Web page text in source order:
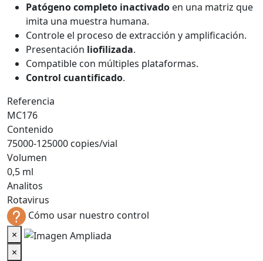
Patógeno completo inactivado en una matriz que
imita una muestra humana.
Controle el proceso de extracción y amplificación.
Presentación liofilizada.
Compatible con múltiples plataformas.
Control cuantificado.
Referencia
MC176
Contenido
75000-125000 copies/vial
Volumen
0,5 ml
Analitos
Rotavirus
Cómo usar nuestro control
×
×